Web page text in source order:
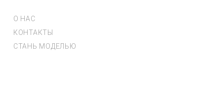
О НАС
КОНТАКТЫ
СТАНЬ МОДЕЛЬЮ